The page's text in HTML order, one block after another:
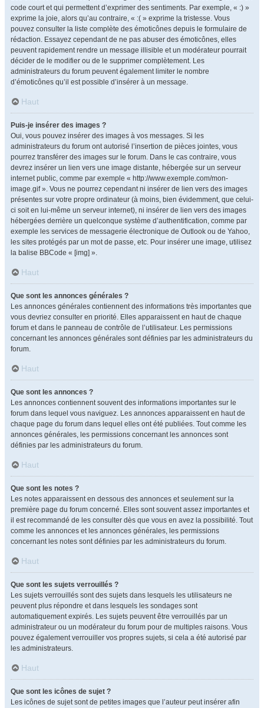
code court et qui permettent d’exprimer des sentiments. Par exemple, « :) »
exprime la joie, alors qu’au contraire, « :( » exprime la tristesse. Vous
pouvez consulter la liste complète des émoticônes depuis le formulaire de
rédaction. Essayez cependant de ne pas abuser des émoticônes, elles
peuvent rapidement rendre un message illisible et un modérateur pourrait
décider de le modifier ou de le supprimer complètement. Les
administrateurs du forum peuvent également limiter le nombre
d’émoticônes qu’il est possible d’insérer à un message.
Haut
Puis-je insérer des images ?
Oui, vous pouvez insérer des images à vos messages. Si les
administrateurs du forum ont autorisé l’insertion de pièces jointes, vous
pourrez transférer des images sur le forum. Dans le cas contraire, vous
devrez insérer un lien vers une image distante, hébergée sur un serveur
internet public, comme par exemple « http://www.exemple.com/mon-
image.gif ». Vous ne pourrez cependant ni insérer de lien vers des images
présentes sur votre propre ordinateur (à moins, bien évidemment, que celui-
ci soit en lui-même un serveur internet), ni insérer de lien vers des images
hébergées derrière un quelconque système d’authentification, comme par
exemple les services de messagerie électronique de Outlook ou de Yahoo,
les sites protégés par un mot de passe, etc. Pour insérer une image, utilisez
la balise BBCode « [img] ».
Haut
Que sont les annonces générales ?
Les annonces générales contiennent des informations très importantes que
vous devriez consulter en priorité. Elles apparaissent en haut de chaque
forum et dans le panneau de contrôle de l’utilisateur. Les permissions
concernant les annonces générales sont définies par les administrateurs du
forum.
Haut
Que sont les annonces ?
Les annonces contiennent souvent des informations importantes sur le
forum dans lequel vous naviguez. Les annonces apparaissent en haut de
chaque page du forum dans lequel elles ont été publiées. Tout comme les
annonces générales, les permissions concernant les annonces sont
définies par les administrateurs du forum.
Haut
Que sont les notes ?
Les notes apparaissent en dessous des annonces et seulement sur la
première page du forum concerné. Elles sont souvent assez importantes et
il est recommandé de les consulter dès que vous en avez la possibilité. Tout
comme les annonces et les annonces générales, les permissions
concernant les notes sont définies par les administrateurs du forum.
Haut
Que sont les sujets verrouillés ?
Les sujets verrouillés sont des sujets dans lesquels les utilisateurs ne
peuvent plus répondre et dans lesquels les sondages sont
automatiquement expirés. Les sujets peuvent être verrouillés par un
administrateur ou un modérateur du forum pour de multiples raisons. Vous
pouvez également verrouiller vos propres sujets, si cela a été autorisé par
les administrateurs.
Haut
Que sont les icônes de sujet ?
Les icônes de sujet sont de petites images que l’auteur peut insérer afin